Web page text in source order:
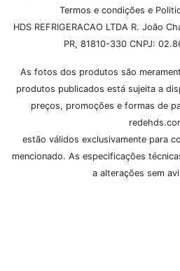
Termos e condições e
HDS REFRIGERACAO LTDA R. João
PR, 81810-330 CNPJ:
As fotos dos produtos são
produtos publicados está sujeita a
preços, promoções e formas de
estão válidos exclusivamente para
mencionado. As especificações
a alterações sem